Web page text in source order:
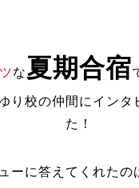
な夏期合宿
り校の仲間にインタ
た！
ーに答えてくれたの